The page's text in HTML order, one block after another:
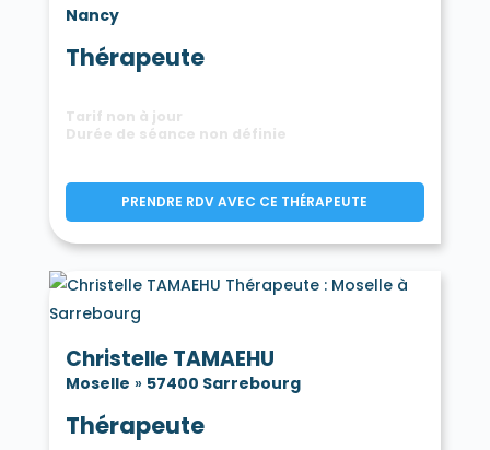
Nancy
Thérapeute
Tarif non à jour
Durée de séance non définie
PRENDRE RDV AVEC CE THÉRAPEUTE
Christelle TAMAEHU
Moselle » 57400 Sarrebourg
Thérapeute